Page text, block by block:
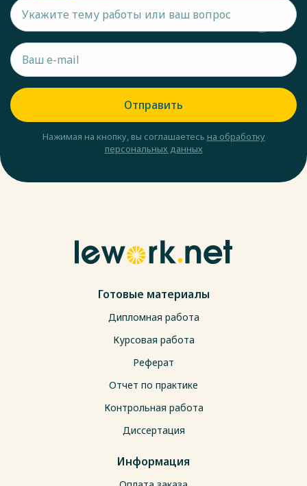
Отправить
Нажимая на кнопку, вы соглашаетесь на обработку
персональных данных
Готовые материалы
Дипломная работа
Курсовая работа
Реферат
Отчет по практике
Контрольная работа
Диссертация
Информация